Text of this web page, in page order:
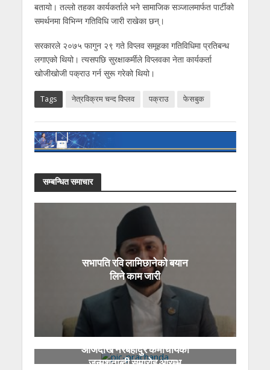
बतायो। तल्लो तहका कार्यकर्ताले भने सामाजिक सञ्जालमार्फत पार्टीको
समर्थनमा विभिन्न गतिविधि जारी राखेका छन्।
सरकारले २०७५ फागुन २९ गते विप्लव समूहका गतिविधिमा प्रतिबन्ध
लगाएको थियो। त्यसपछि सुरक्षाकर्मीले विप्लवका नेता कार्यकर्ता
खोजीखोजी पक्राउ गर्न सुरू गरेको थियो।
Tags नेत्रविक्रम चन्द विप्लव पक्राउ फेसबुक
सम्बन्धित समाचार
सभापति रवि लामिछानेको बयान
लिने काम जारी
आजदेखि नरबहादुर कर्माचार्यको
जन्मशताब्दी समारोह आरम्भ